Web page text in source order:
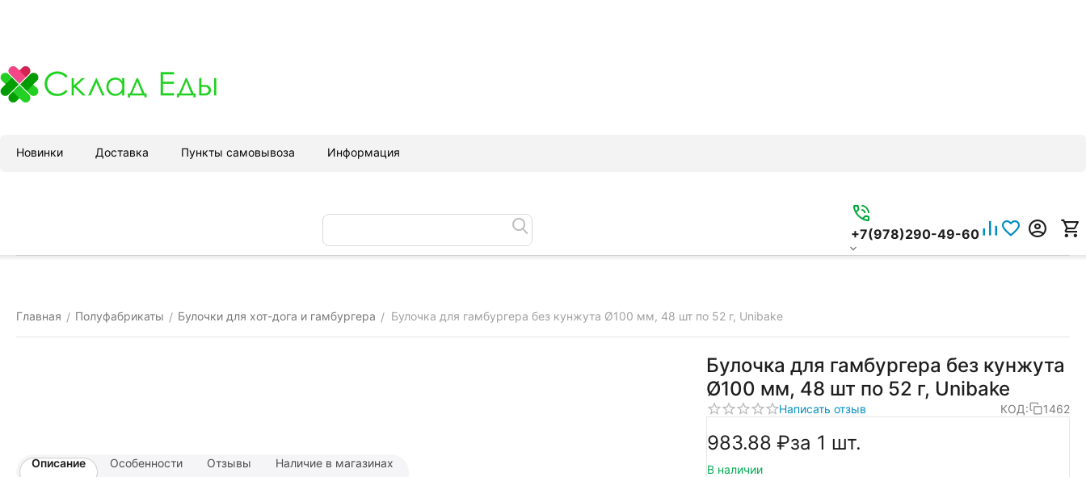
Новинки Доставка Пункты самовывоза Информация
+7(978)290-49-60
Главная / Полуфабрикаты / Булочки для хот-дога и гамбургера / Булочка для гамбургера без кунжута Ø100 мм, 48 шт по 52 г, Unibake
Булочка для гамбургера без кунжута
Ø100 мм, 48 шт по 52 г, Unibake
Написать отзыв КОД: 1462
983.88 ₽за 1 шт.
В наличии
Описание Особенности Отзывы Наличие в магазинах